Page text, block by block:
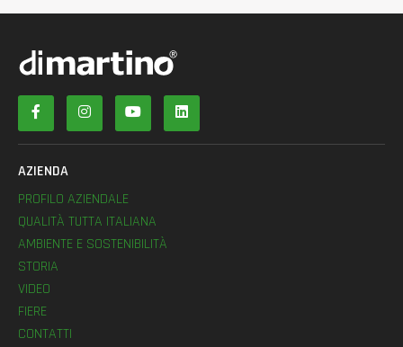
AZIENDA
PROFILO AZIENDALE
QUALITÀ TUTTA ITALIANA
AMBIENTE E SOSTENIBILITÀ
STORIA
VIDEO
FIERE
CONTATTI